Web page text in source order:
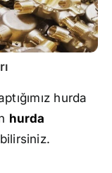
hurda
hurda